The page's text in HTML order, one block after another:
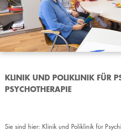
KLINIK UND POLIKLINIK FÜR
PSYCHOTHERAPIE
Sie sind hier: Klinik und Poliklinik für